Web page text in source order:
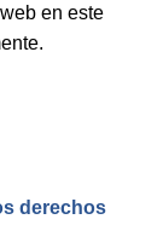
en este
derechos